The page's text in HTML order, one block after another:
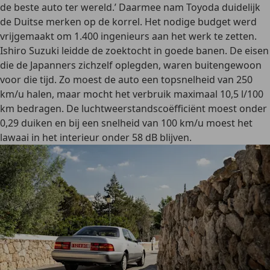
de beste auto ter wereld.’ Daarmee nam Toyoda duidelijk
de Duitse merken op de korrel. Het nodige budget werd
vrijgemaakt om 1.400 ingenieurs aan het werk te zetten.
Ishiro Suzuki leidde de zoektocht in goede banen. De eisen
die de Japanners zichzelf oplegden, waren buitengewoon
voor die tijd. Zo moest de auto een topsnelheid van 250
km/u halen, maar mocht het verbruik maximaal 10,5 l/100
km bedragen. De luchtweerstandscoëfficiënt moest onder
0,29 duiken en bij een snelheid van 100 km/u moest het
lawaai in het interieur onder 58 dB blijven.